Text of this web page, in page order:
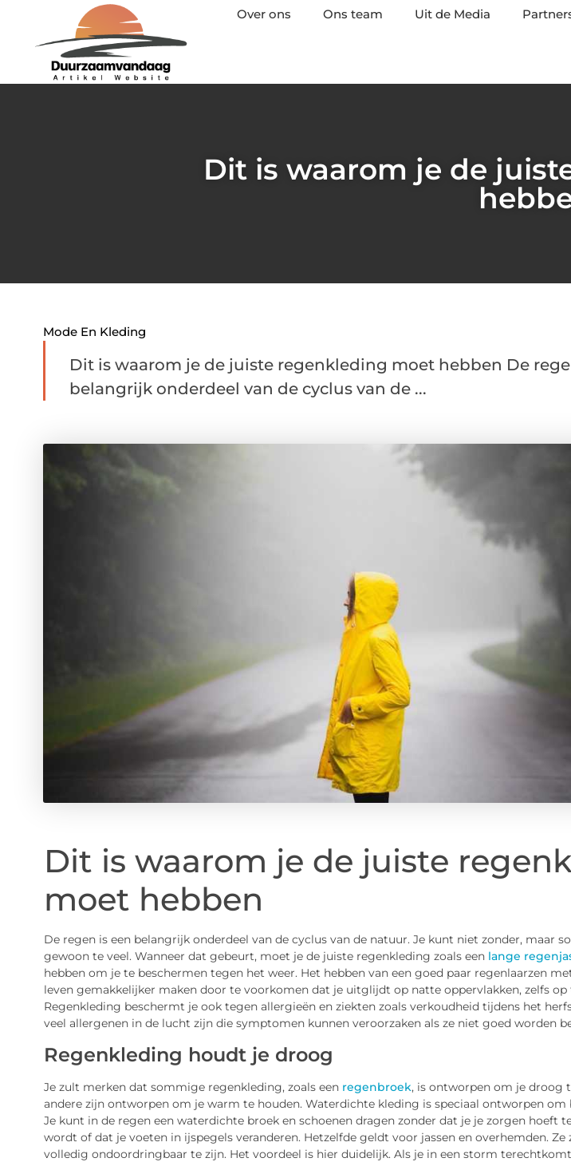
Over ons Ons team Uit de Media
Dit is waarom je de
Mode En Kleding
Dit is waarom je de juiste regenkleding moet hebben De
belangrijk onderdeel van de cyclus van de ...
Dit is waarom je de juiste
moet hebben
De regen is een belangrijk onderdeel van de cyclus van de natuur. Je kunt niet zonder, maar
gewoon te veel. Wanneer dat gebeurt, moet je de juiste regenkleding zoals eenlange
hebben om je te beschermen tegen het weer. Het hebben van een goed paar regenlaarzen
leven gemakkelijker maken door te voorkomen dat je uitglijdt op natte oppervlakken, zelfs
Regenkleding beschermt je ook tegen allergieën en ziekten zoals verkoudheid tijdens het
veel allergenen in de lucht zijn die symptomen kunnen veroorzaken als ze niet goed worden
Regenkleding houdt je droog
Je zult merken dat sommige regenkleding, zoals eenregenbroek, is ontworpen om je droog
andere zijn ontworpen om je warm te houden. Waterdichte kleding is speciaal ontworpen om
Je kunt in de regen een waterdichte broek en schoenen dragen zonder dat je je zorgen hoeft
wordt of dat je voeten in ijspegels veranderen. Hetzelfde geldt voor jassen en overhemden.
volledig ondoordringbaar te zijn. Het voordeel is hier duidelijk. Als je in een storm